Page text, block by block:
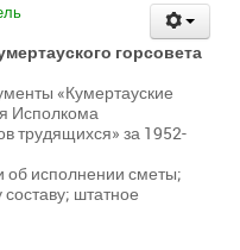
горсовета
«Кумертауские
Исполкома
трудящихся» за 1952-
об исполнении сметы;
штатное